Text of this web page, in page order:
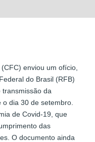
enviou um ofício,
do Brasil (RFB)
da
dia 30 de setembro.
de Covid-19, que
das
O documento ainda